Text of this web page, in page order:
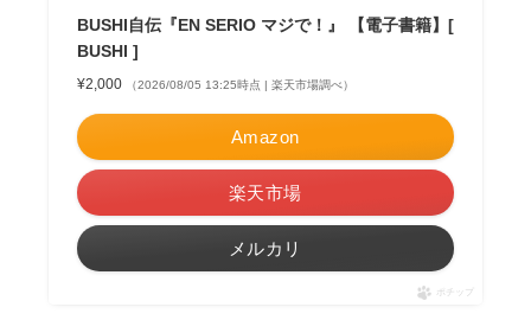
BUSHI自伝『EN SERIO マジで！』 【電子書籍】[
BUSHI ]
¥2,000 （2026/08/05 13:25時点 | 楽天市場調べ）
Amazon
楽天市場
メルカリ
ポチップ